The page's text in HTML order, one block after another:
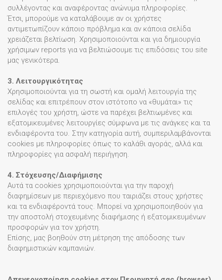
συλλέγοντας και αναφέροντας ανώνυμα πληροφορίες.
Έτσι, μπορούμε να καταλάβουμε αν οι χρήστες
αντιμετωπίζουν κάποιο πρόβλημα και αν κάποια σελίδα
χρειάζεται βελτίωση. Χρησιμοποιούνται και για δημιουργία
χρήσιμων reports για να βελτιώσουμε τις επιδόσεις του site
μας γενικότερα.
3. Λειτουργικότητας
Χρησιμοποιούνται για τη σωστή και ομαλή λειτουργία της
σελίδας και επιτρέπουν στον ιστότοπο να «θυμάται» τις
επιλογές του χρήστη, ώστε να παρέχει βελτιωμένες και
εξατομικευμένες λειτουργίες σύμφωνα με τις ανάγκες και τα
ενδιαφέροντα του. Στην κατηγορία αυτή, συμπεριλαμβάνονται
cookies με πληροφορίες όπως το καλάθι αγοράς, αλλά και
πληροφορίες για ασφαλή περιήγηση.
4. Στόχευσης/Διαφήμισης
Αυτά τα cookies χρησιμοποιούνται για την παροχή
διαφημίσεων με περιεχόμενο που ταιριάζει στους χρήστες
και τα ενδιαφέροντά τους. Μπορεί να χρησιμοποιηθούν για
την αποστολή στοχευμένης διαφήμισης ή εξατομικευμένων
προσφορών για τον χρήστη.
Επίσης, μας βοηθούν στη μέτρηση της απόδοσης των
διαφημιστικών καμπανιών.